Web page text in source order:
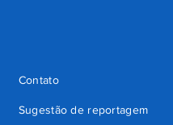
Sugestão de reportagem
Contato